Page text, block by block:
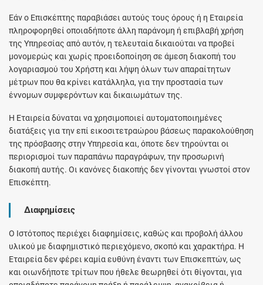
Εάν ο Επισκέπτης παραβιάσει αυτούς τους όρους ή η Εταιρεία
πληροφορηθεί οποιαδήποτε άλλη παράνομη ή επιβλαβή χρήση
της Υπηρεσίας από αυτόν, η τελευταία δικαιούται να προβεί
μονομερώς και χωρίς προειδοποίηση σε άμεση διακοπή του
λογαριασμού του Χρήστη και λήψη όλων των απαραίτητων
μέτρων που θα κρίνει κατάλληλα, για την προστασία των
έννομων συμφερόντων και δικαιωμάτων της.
Η Εταιρεία δύναται να χρησιμοποιεί αυτοματοποιημένες
διατάξεις για την επί εικοσιτετραώρου βάσεως παρακολούθηση
της πρόσβασης στην Υπηρεσία και, όποτε δεν τηρούνται οι
περιορισμοί των παραπάνω παραγράφων, την προσωρινή
διακοπή αυτής. Οι κανόνες διακοπής δεν γίνονται γνωστοί στον
Επισκέπτη.
Διαφημίσεις
Ο Ιστότοπος περιέχει διαφημίσεις, καθώς και προβολή άλλου
υλικού με διαφημιστικό περιεχόμενο, σκοπό και χαρακτήρα. Η
Εταιρεία δεν φέρει καμία ευθύνη έναντι των Επισκεπτών, ως
και οιωνδήποτε τρίτων που ήθελε θεωρηθεί ότι θίγονται, για